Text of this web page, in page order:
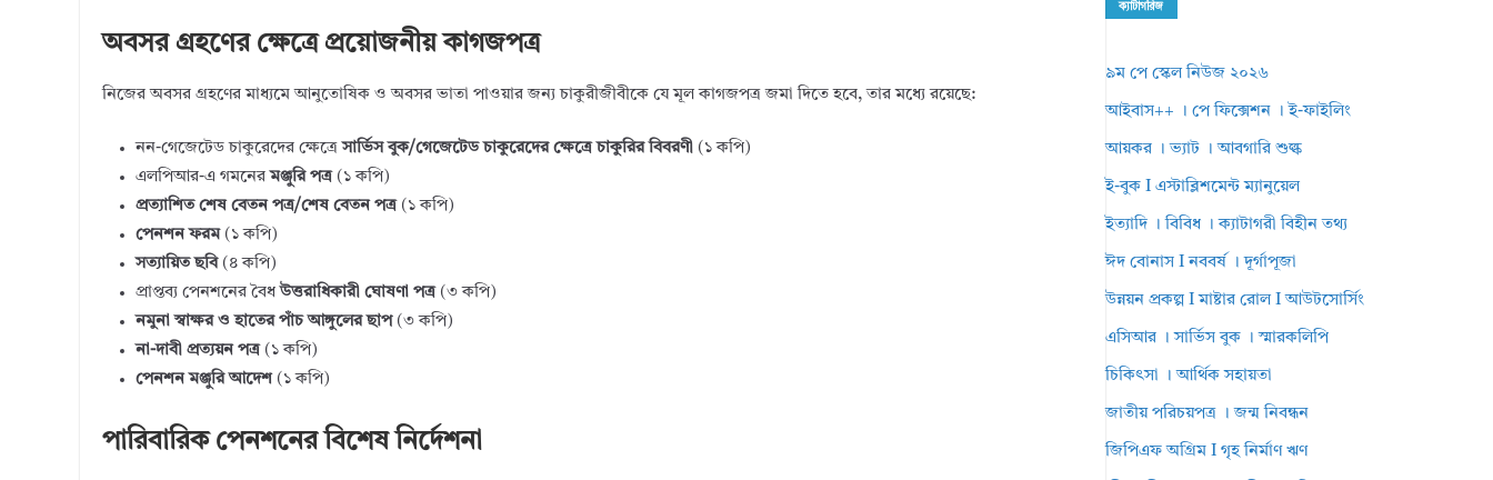
অবসর গ্রহণের ক্ষেত্রে প্রয়োজনীয় কাগজপত্র
নিজের অবসর গ্রহণের মাধ্যমে আনুতোষিক ও অবসর ভাতা পাওয়ার জন্য চাকুরীজীবীকে যে মূল কাগজপত্র জমা দিতে হবে, তার মধ্যে রয়েছে:
নন-গেজেটেড চাকুরেদের ক্ষেত্রেসার্ভিস বুক/গেজেটেড চাকুরেদের ক্ষেত্রে চাকুরির বিবরণী (১ কপি)
এলপিআর-এ গমনেরমঞ্জুরি পত্র(১ কপি)
প্রত্যাশিত শেষ বেতন পত্র/শেষ বেতন পত্র(১ কপি)
পেনশন ফরম(১ কপি)
সত্যায়িত ছবি(৪ কপি)
প্রাপ্তব্য পেনশনের বৈধউত্তরাধিকারী ঘোষণা পত্র(৩ কপি)
নমুনা স্বাক্ষর ও হাতের পাঁচ আঙ্গুলের ছাপ(৩ কপি)
না-দাবী প্রত্যয়ন পত্র(১ কপি)
পেনশন মঞ্জুরি আদেশ(১ কপি)
পারিবারিক পেনশনের বিশেষ নির্দেশনা
ক্যাটাগরিজ
৯ম পে স্কেল নিউজ ২০২৬
আইবাস++ । পে ফিক্সেশন । ই-ফাইলিং
আয়কর । ভ্যাট । আবগারি শুল্ক
ই-বুক I এস্টাব্লিশমেন্ট ম্যানুয়েল
ইত্যাদি । বিবিধ । ক্যাটাগরী বিহীন তথ্য
ঈদ বোনাস I নববর্ষ । দূর্গাপূজা
উন্নয়ন প্রকল্প I মাষ্টার রোল I আউটসোর্সিং
এসিআর । সার্ভিস বুক । স্মারকলিপি
চিকিৎসা । আর্থিক সহায়তা
জাতীয় পরিচয়পত্র । জন্ম নিবন্ধন
জিপিএফ অগ্রিম I গৃহ নির্মাণ ঋণ